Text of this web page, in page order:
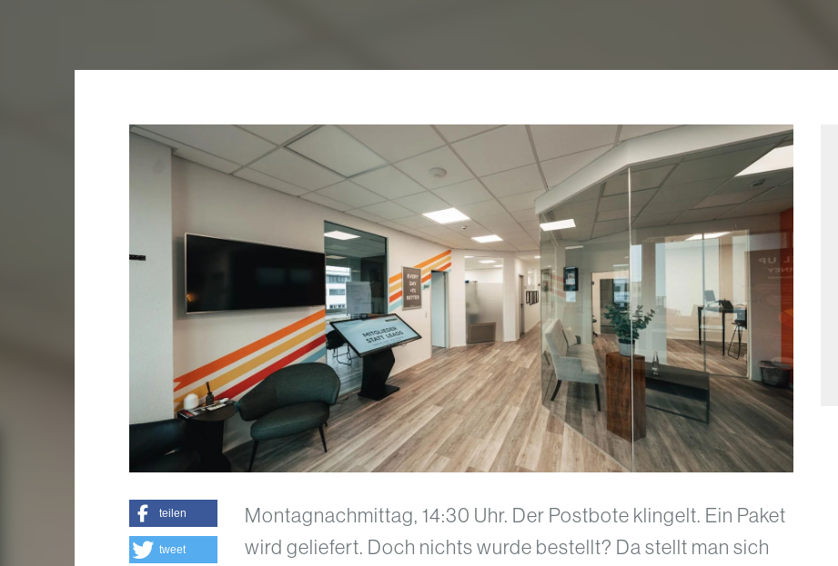
Montagnachmittag, 14:30 Uhr. Der Postbote klingelt. Ein Paket
wird geliefert. Doch nichts wurde bestellt? Da stellt man sich
teilen
tweet